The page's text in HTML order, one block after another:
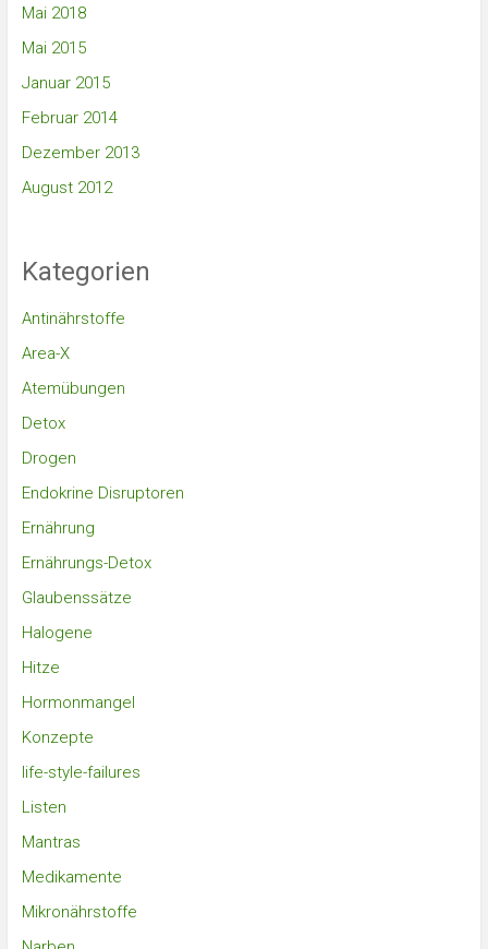
Mai 2018
Mai 2015
Januar 2015
Februar 2014
Dezember 2013
August 2012
Kategorien
Antinährstoffe
Area-X
Atemübungen
Detox
Drogen
Endokrine Disruptoren
Ernährung
Ernährungs-Detox
Glaubenssätze
Halogene
Hitze
Hormonmangel
Konzepte
life-style-failures
Listen
Mantras
Medikamente
Mikronährstoffe